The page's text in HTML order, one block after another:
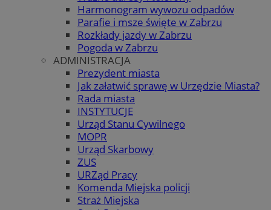
Harmonogram wywozu odpadów
Parafie i msze święte w Zabrzu
Rozkłady jazdy w Zabrzu
Pogoda w Zabrzu
ADMINISTRACJA
Prezydent miasta
Jak załatwić sprawę w Urzędzie Miasta?
Rada miasta
INSTYTUCJE
Urząd Stanu Cywilnego
MOPR
Urząd Skarbowy
ZUS
URZąd Pracy
Komenda Miejska policji
Straż Miejska